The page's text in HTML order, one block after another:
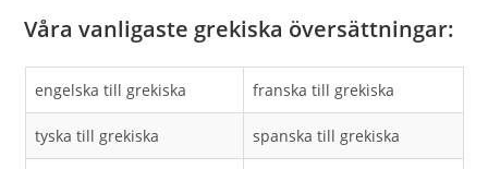
Våra vanligaste grekiska översättningar:
engelska till grekiska franska till grekiska
tyska till grekiska spanska till grekiska